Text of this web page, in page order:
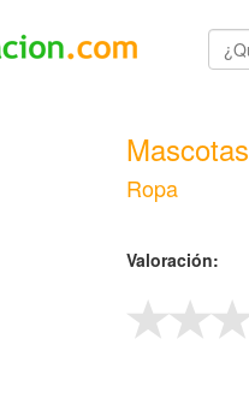
Mascotas
Ropa
Valoración: